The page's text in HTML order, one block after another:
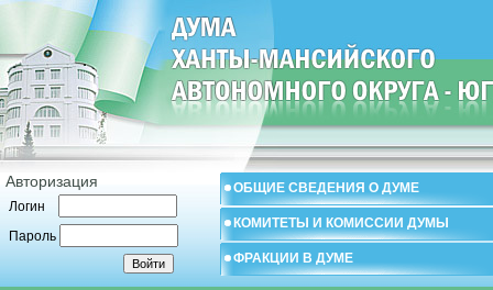
Авторизация
Логин
Пароль
ОБЩИЕ СВЕДЕНИЯ О ДУМЕ
КОМИТЕТЫ И КОМИССИИ ДУМЫ
ФРАКЦИИ В ДУМЕ